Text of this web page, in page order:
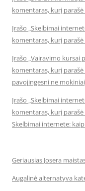
komentaras, kurį parašė
Įrašo „Skelbimai
komentaras, kurį
Įrašo „Vairavimo kursai
komentaras, kurį
pavojingesni ne
Įrašo „Skelbimai
komentaras, kurį
Skelbimai internete:
Geriausias Josera
Augalinė alternatyva